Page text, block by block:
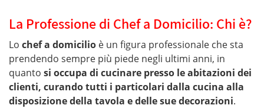
La Professione di Chef a Domicilio: Chi è?
Lo chef a domicilio è un figura professionale che sta
prendendo sempre più piede negli ultimi anni, in
quanto si occupa di cucinare presso le abitazioni dei
clienti, curando tutti i particolari dalla cucina alla
disposizione della tavola e delle sue decorazioni.